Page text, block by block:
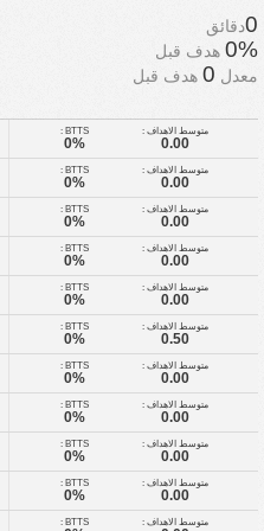
0دقائق
0% هدف قبل
معدل 0 هدف قبل
متوسط الاهداف :
0.00
BTTS :
0%
متوسط الاهداف :
0.00
BTTS :
0%
متوسط الاهداف :
0.00
BTTS :
0%
متوسط الاهداف :
0.00
BTTS :
0%
متوسط الاهداف :
0.00
BTTS :
0%
متوسط الاهداف :
0.50
BTTS :
0%
متوسط الاهداف :
0.00
BTTS :
0%
متوسط الاهداف :
0.00
BTTS :
0%
متوسط الاهداف :
0.00
BTTS :
0%
متوسط الاهداف :
0.00
BTTS :
0%
متوسط الاهداف : BTTS :